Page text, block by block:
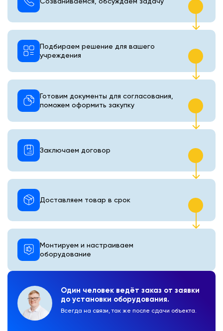
Один человек ведёт заказ от заявки
до установки оборудования.
Всегда на связи, так же после сдачи объекта.
Подбираем решение для вашего
учреждения
Готовим документы для согласования,
поможем оформить закупку
Монтируем и настраиваем
оборудование
Доставляем товар в срок
Заключаем договор